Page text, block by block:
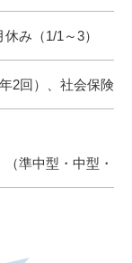
たり
。
イン、ハイボール
です。
すい職場です。
クをイジっている
たので、今はその
で個数が多いとき
ら筋トレができる
トホームな雰囲気
み（1/1～3）
2回）、社会保険
準中型・中型・フ